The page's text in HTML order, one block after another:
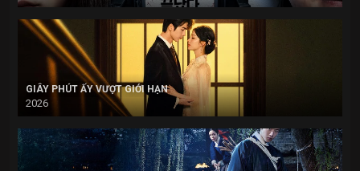
GIÂY PHÚT ẤY VƯỢT GIỚI HẠN
2026